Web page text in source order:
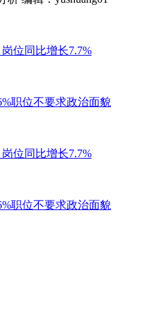
位同比增长7.7%
职位不要求政治面貌
位同比增长7.7%
职位不要求政治面貌